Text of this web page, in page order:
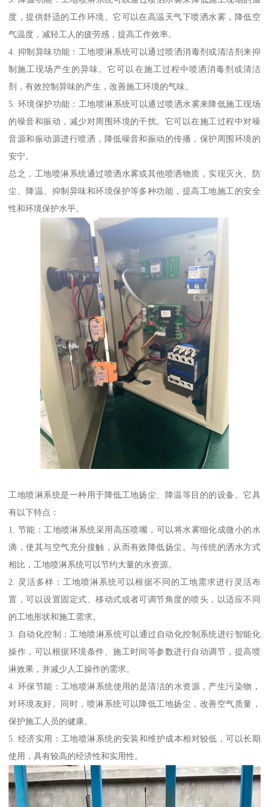
度，提供舒适的工作环境。它可以在高温天气下喷洒水雾，降低空
气温度，减轻工人的疲劳感，提高工作效率。
4. 抑制异味功能：工地喷淋系统可以通过喷洒消毒剂或清洁剂来抑
制施工现场产生的异味。它可以在施工过程中喷洒消毒剂或清洁
剂，有效控制异味的产生，改善施工环境的气味。
5. 环境保护功能：工地喷淋系统可以通过喷洒水雾来降低施工现场
的噪音和振动，减少对周围环境的干扰。它可以在施工过程中对噪
音源和振动源进行喷洒，降低噪音和振动的传播，保护周围环境的
安宁。
总之，工地喷淋系统通过喷洒水雾或其他喷洒物质，实现灭火、防
尘、降温、抑制异味和环境保护等多种功能，提高工地施工的安全
性和环境保护水平。
工地喷淋系统是一种用于降低工地扬尘、降温等目的的设备。它具
有以下特点：
1. 节能：工地喷淋系统采用高压喷嘴，可以将水雾细化成微小的水
滴，使其与空气充分接触，从而有效降低扬尘。与传统的洒水方式
相比，工地喷淋系统可以节约大量的水资源。
2. 灵活多样：工地喷淋系统可以根据不同的工地需求进行灵活布
置，可以设置固定式、移动式或者可调节角度的喷头，以适应不同
的工地形状和施工需求。
3. 自动化控制：工地喷淋系统可以通过自动化控制系统进行智能化
操作，可以根据环境条件、施工时间等参数进行自动调节，提高喷
淋效果，并减少人工操作的需求。
4. 环保节能：工地喷淋系统使用的是清洁的水资源，产生污染物，
对环境友好。同时，喷淋系统可以降低工地扬尘，改善空气质量，
保护施工人员的健康。
5. 经济实用：工地喷淋系统的安装和维护成本相对较低，可以长期
使用，具有较高的经济性和实用性。